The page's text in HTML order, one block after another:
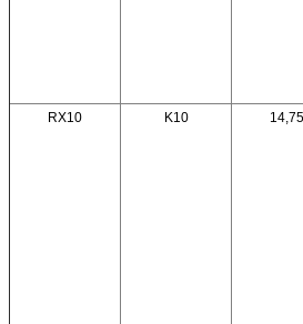
RX10 K10 14,75